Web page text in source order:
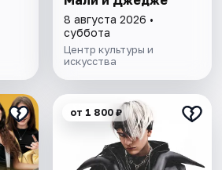
8 августа 2026 •
суббота
Центр культуры и
искусства
от 1 800 ₽